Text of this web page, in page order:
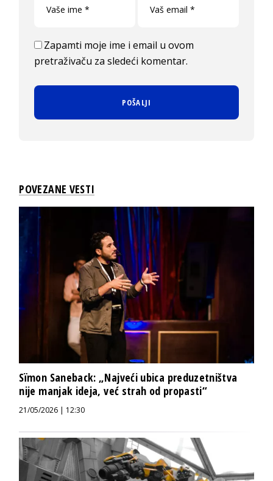
Zapamti moje ime i email u ovom
pretraživaču za sledeći komentar.
POVEZANE VESTI
Sïmon Saneback: „Najveći ubica preduzetništva
nije manjak ideja, već strah od propasti“
21/05/2026 | 12:30